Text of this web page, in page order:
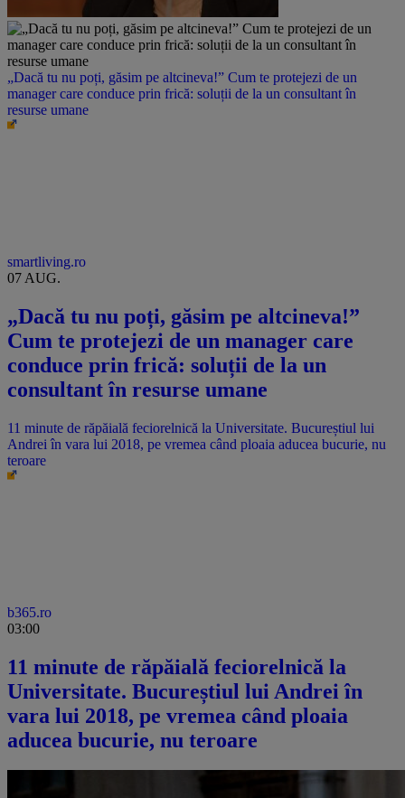
„Dacă tu nu poți, găsim pe altcineva!” Cum te protejezi de un
manager care conduce prin frică: soluții de la un consultant în
resurse umane
smartliving.ro
07 AUG.
„Dacă tu nu poți, găsim pe altcineva!”
Cum te protejezi de un manager care
conduce prin frică: soluții de la un
consultant în resurse umane
11 minute de răpăială feciorelnică la Universitate. Bucureștiul lui
Andrei în vara lui 2018, pe vremea când ploaia aducea bucurie, nu
teroare
b365.ro
03:00
11 minute de răpăială feciorelnică la
Universitate. Bucureștiul lui Andrei în
vara lui 2018, pe vremea când ploaia
aducea bucurie, nu teroare